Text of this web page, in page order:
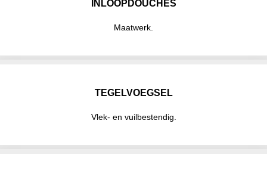
INLOOPDOUCHES
Maatwerk.
TEGELVOEGSEL
Vlek- en vuilbestendig.